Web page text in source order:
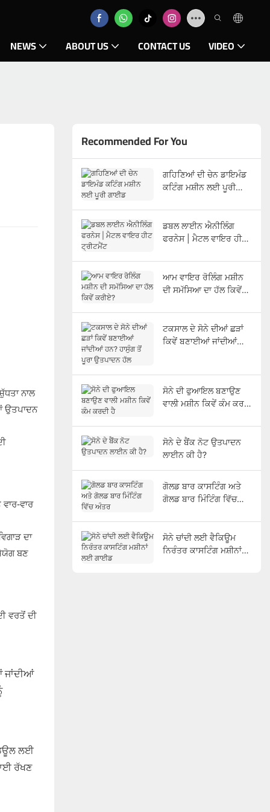
NEWS ABOUT US CONTACT US VIDEO
ਨਾਲ
ਉਤਪਾਦਨ
ਵਾਰ
ਦਾ
ਬਣ
ਵਰਤੋਂ ਦੀ
ਜਾਂਦੀਆਂ
ਲਈ
ਰੱਖਣ
Recommended For You
ਗਹਿਣਿਆਂ ਦੀ ਚੇਨ ਡਾਇਮੰਡ
ਕਟਿੰਗ ਮਸ਼ੀਨ ਲਈ ਪੂਰੀ
ਡਬਲ ਲਾਈਨ ਐਨੀਲਿੰਗ
ਫਰਨੇਸ | ਮੈਟਲ ਵਾਇਰ ਹੀਟ
ਆਮ ਵਾਇਰ ਰੋਲਿੰਗ ਮਸ਼ੀਨ
ਦੀ ਸਮੱਸਿਆ ਦਾ ਹੱਲ ਕਿਵੇਂ
ਟਕਸਾਲ ਦੇ ਸੋਨੇ ਦੀਆਂ ਛੜਾਂ
ਕਿਵੇਂ ਬਣਾਈਆਂ ਜਾਂਦੀਆਂ
ਸੋਨੇ ਦੀ ਫੁਆਇਲ ਬਣਾਉਣ
ਵਾਲੀ ਮਸ਼ੀਨ ਕਿਵੇਂ ਕੰਮ ਕਰਦੀ
ਸੋਨੇ ਦੇ ਬੈਂਕ ਨੋਟ ਉਤਪਾਦਨ
ਲਾਈਨ ਕੀ ਹੈ?
ਗੋਲਡ ਬਾਰ ਕਾਸਟਿੰਗ ਅਤੇ
ਗੋਲਡ ਬਾਰ ਮਿੰਟਿੰਗ ਵਿੱਚ
ਸੋਨੇ ਚਾਂਦੀ ਲਈ ਵੈਕਿਊਮ
ਨਿਰੰਤਰ ਕਾਸਟਿੰਗ ਮਸ਼ੀਨਾਂ